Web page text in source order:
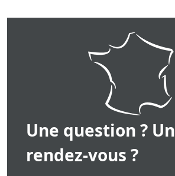
Une question ? Un
rendez-vous ?